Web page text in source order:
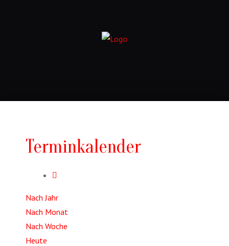
Terminkalender
Nach Jahr
Nach Monat
Nach Woche
Heute